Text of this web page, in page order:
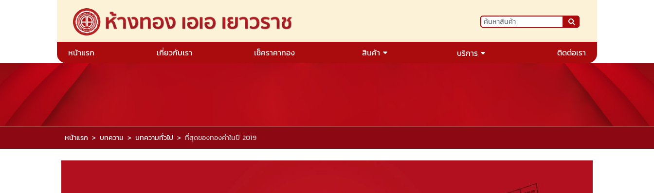
หน้าแรก เกี่ยวกับเรา เช็คราคาทอง สินค้า บริการ ติดต่อเรา
หน้าแรก บทความ บทความทั่วไป ที่สุดของทองคำในปี 2019